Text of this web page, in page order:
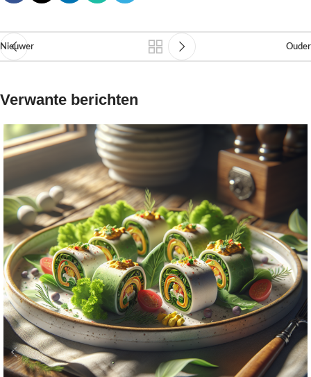
Nieuwer Ouder
Verwante berichten